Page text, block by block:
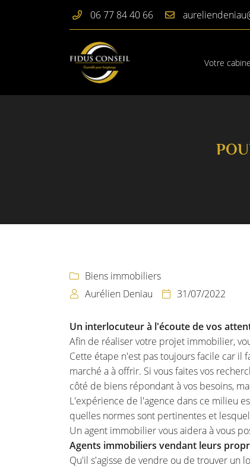
06 77 84 40 66
Votre
41150 Chaumont-sur-Loire
06 77 84 40 66
l'adresse email indiqué ci-dessus. Vous pouvez vous désinscrire à tout
 Biens immobiliers
 Aurélien Deniau  31/07/2022
Un interlocuteur à l'écoute de vos
Afin de réaliser votre projet immobilier,
Cette étape n'est pas toujours facile car il
marché a à offrir. Si vous faites vos
côté de biens répondant à vos besoins,
L'expérience de l'agence dans ce milieu
quelles normes sont pertinentes et
Un agent immobilier vous aidera à vous
Agents immobiliers vendant leurs
Qu'il s'agisse de vendre ou de trouver un